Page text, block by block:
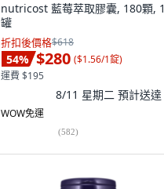
nutricost 藍莓萃取膠囊, 180顆, 1
罐
折扣後價格$618
54% $280 ($1.56/1錠)
運費 $195
8/11 星期二 預計送達
WOW免運
(582)